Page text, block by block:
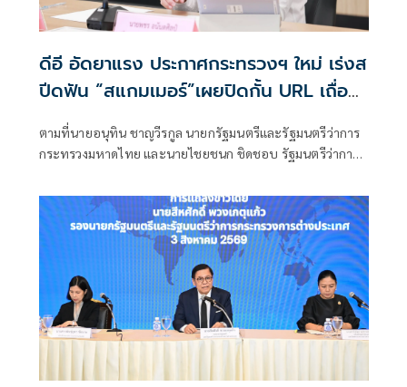
ดีอี อัดยาแรง ประกาศกระทรวงฯ ใหม่ เร่งส
ปีดฟัน “สแกมเมอร์”เผยปิดกั้น URL เถื่อน
แล้วกว่า 8.8 แสนรายการ
ตามที่นายอนุทิน ชาญวีรกูล นายกรัฐมนตรีและรัฐมนตรีว่าการ
กระทรวงมหาดไทย และนายไชยชนก ชิดชอบ รัฐมนตรีว่าการ
ป้องกันและปราบปรามอาชญากรรมออนไลน์ กระทรวงดีอี